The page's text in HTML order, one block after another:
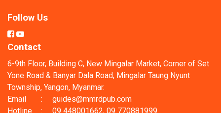
Follow Us
Contact
6-9th Floor, Building C, New Mingalar Market, Corner of Set
Yone Road & Banyar Dala Road, Mingalar Taung Nyunt
Township, Yangon, Myanmar.
Email
:
guides@mmrdpub.com
Hotline
: 09 448001662, 09 770881999